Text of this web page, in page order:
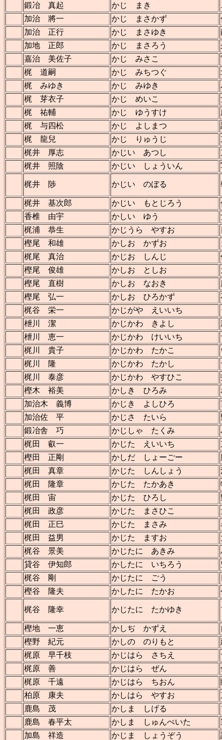
鍛冶 真起 かじ まき
加治 將一
かじ まさかず
加治 正行
かじ まさゆき
加地 正郎
かじ まさろう
嘉治 美佐子
かじ みさこ
梶 道嗣
かじ みちつぐ
梶 みゆき
かじ みゆき
梶 芽衣子
かじ めいこ
梶 祐輔
かじ ゆうすけ
梶 与四松
かじ よしまつ
梶 龍兒
かじ りゅうじ
梶井 厚志
かじい あつし
梶井 照陰
かじい しょういん
梶井 陟 かじい のぼる
梶井 基次郎 かじい もとじろう
香椎 由宇
かしい ゆう
梶浦 恭生
かじうら やすお
樫尾 和雄
かしお かずお
梶尾 真治
かじお しんじ
樫尾 俊雄
かしお としお
樫尾 直樹
かしお なおき
樫尾 弘一
かしお ひろかず
梶谷 栄一
かじがや えいいち
枻川 潔
かじかわ きよし
枻川 恵一
かじかわ けいいち
梶川 貴子
かじかわ たかこ
梶川 隆
かじかわ たかし
梶川 泰彦
かじかわ やすひこ
樫木 裕美
かしき ひろみ
加治木 義博
かじき よしひろ
加治佐 平
かじさ たいら
鍛冶舎 巧
かじしゃ たくみ
梶田 叡一
かじた えいいち
樫田 正剛
かしだ しょーごー
梶田 真章
かじた しんしょう
梶田 隆章
かじた たかあき
梶田 宙
かじた ひろし
梶田 政彦
かじた まさひこ
梶田 正巳
かじた まさみ
梶田 益男
かじた ますお
梶谷 景美
かじたに あきみ
貸谷 伊知郎
かしたに いちろう
梶谷 剛
かじたに ごう
樫谷 隆夫
かしたに たかお
梶谷 隆幸 かじたに たかゆき
樫地 一恵 かしぢ かずえ
樫野 紀元
かしの のりもと
梶原 早千枝
かじはら さちえ
梶原 善
かじはら ぜん
梶原 千遠
かじはら ちおん
柏原 康夫
かしはら やすお
鹿島 茂
かしま しげる
鹿島 春平太
かしま しゅんぺいた
加島 祥造
かじま しょうぞう